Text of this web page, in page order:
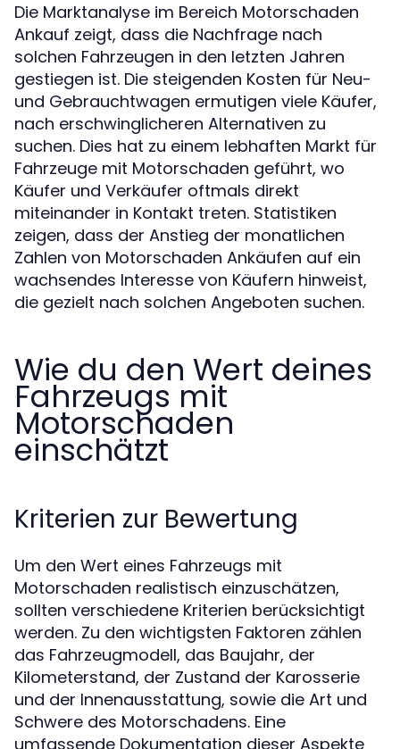
Die Marktanalyse im Bereich Motorschaden
Ankauf zeigt, dass die Nachfrage nach
solchen Fahrzeugen in den letzten Jahren
gestiegen ist. Die steigenden Kosten für Neu-
und Gebrauchtwagen ermutigen viele Käufer,
nach erschwinglicheren Alternativen zu
suchen. Dies hat zu einem lebhaften Markt für
Fahrzeuge mit Motorschaden geführt, wo
Käufer und Verkäufer oftmals direkt
miteinander in Kontakt treten. Statistiken
zeigen, dass der Anstieg der monatlichen
Zahlen von Motorschaden Ankäufen auf ein
wachsendes Interesse von Käufern hinweist,
die gezielt nach solchen Angeboten suchen.
Wie du den Wert deines
Fahrzeugs mit
Motorschaden
einschätzt
Kriterien zur Bewertung
Um den Wert eines Fahrzeugs mit
Motorschaden realistisch einzuschätzen,
sollten verschiedene Kriterien berücksichtigt
werden. Zu den wichtigsten Faktoren zählen
das Fahrzeugmodell, das Baujahr, der
Kilometerstand, der Zustand der Karosserie
und der Innenausstattung, sowie die Art und
Schwere des Motorschadens. Eine
umfassende Dokumentation dieser Aspekte